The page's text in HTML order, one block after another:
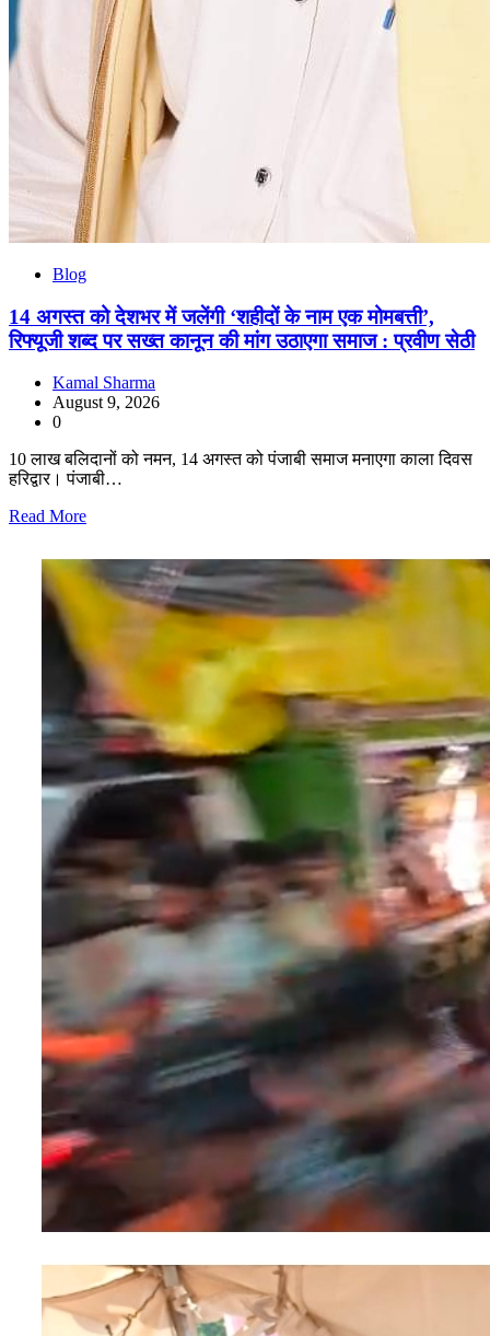
Blog
14 अगस्त को देशभर में जलेंगी ‘शहीदों के नाम एक मोमबत्ती’,
रिफ्यूजी शब्द पर सख्त कानून की मांग उठाएगा समाज : प्रवीण सेठी
Kamal Sharma
August 9, 2026
0
10 लाख बलिदानों को नमन, 14 अगस्त को पंजाबी समाज मनाएगा काला दिवस
हरिद्वार। पंजाबी…
Read More